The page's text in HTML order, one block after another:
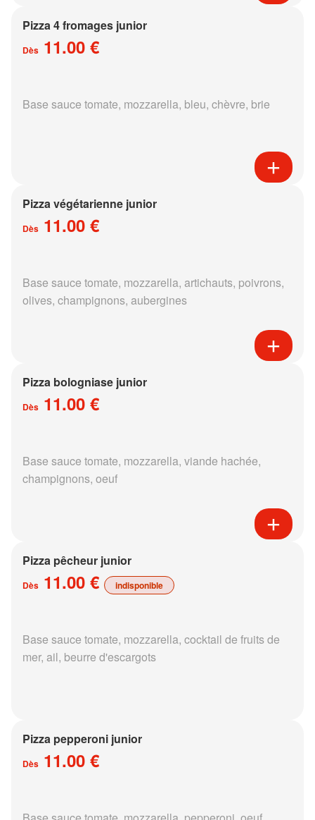
Pizza 4 fromages junior
Dès 11.00 €
Base sauce tomate, mozzarella, bleu, chèvre, brie
Pizza végétarienne junior
Dès 11.00 €
Base sauce tomate, mozzarella, artichauts, poivrons,
olives, champignons, aubergines
Pizza bologniase junior
Dès 11.00 €
Base sauce tomate, mozzarella, viande hachée,
champignons, oeuf
Pizza pêcheur junior
Dès 11.00 € indisponible
Base sauce tomate, mozzarella, cocktail de fruits de
mer, ail, beurre d'escargots
Pizza pepperoni junior
Dès 11.00 €